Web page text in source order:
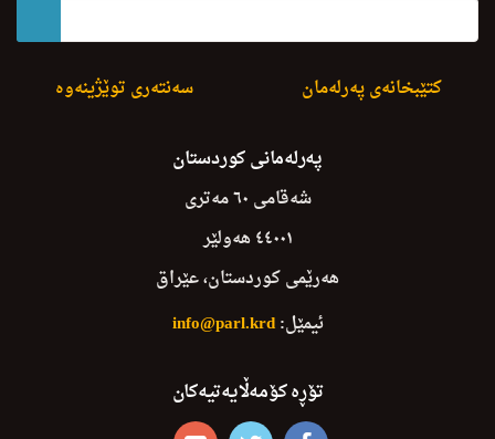
سەنتەری توێژینەوە کتێبخانەی پەرلەمان
پەرلەمانی کوردستان
شەقامی ٦٠ مەتری
٤٤٠٠١ هەولێر
هەرێمی کوردستان، عێراق
ئیمێل:info@parl.krd
تۆڕە کۆمەڵایەتیەکان